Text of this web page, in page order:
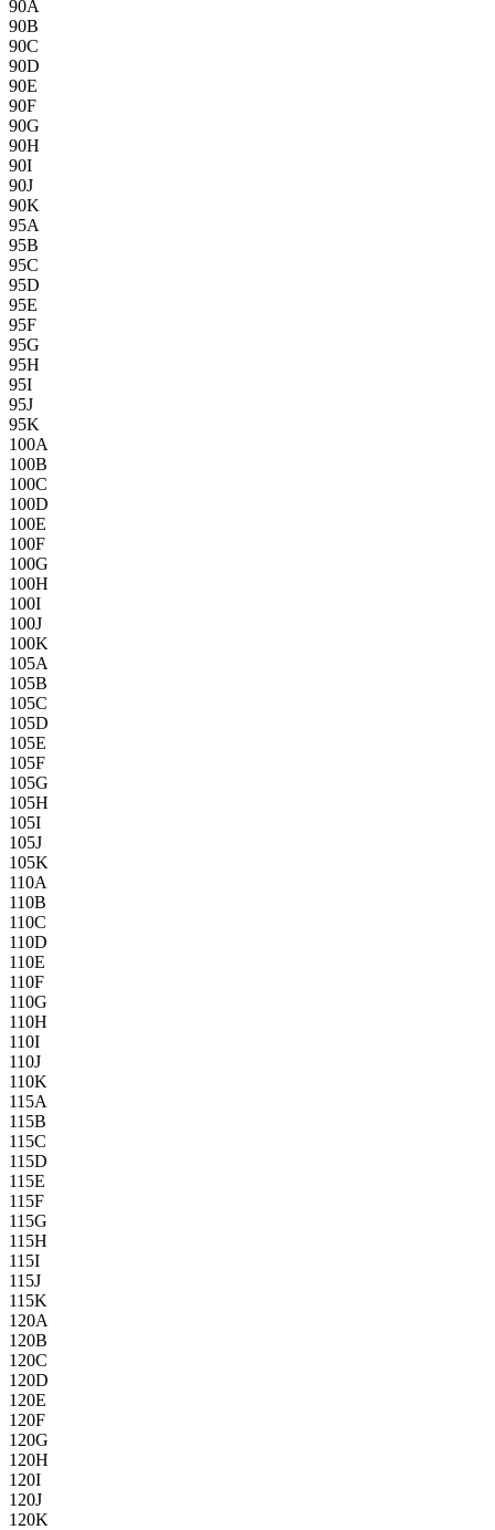
90A
90B
90C
90D
90E
90F
90G
90H
90I
90J
90K
95A
95B
95C
95D
95E
95F
95G
95H
95I
95J
95K
100A
100B
100C
100D
100E
100F
100G
100H
100I
100J
100K
105A
105B
105C
105D
105E
105F
105G
105H
105I
105J
105K
110A
110B
110C
110D
110E
110F
110G
110H
110I
110J
110K
115A
115B
115C
115D
115E
115F
115G
115H
115I
115J
115K
120A
120B
120C
120D
120E
120F
120G
120H
120I
120J
120K